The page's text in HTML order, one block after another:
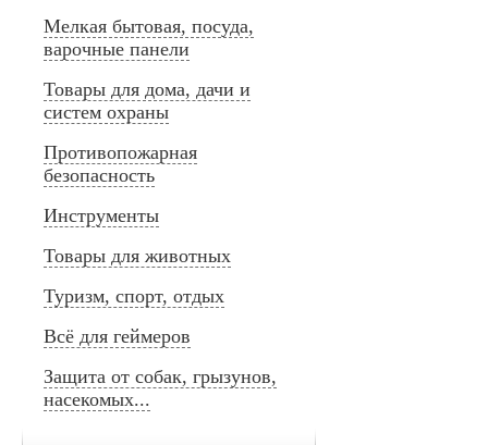
Мелкая бытовая, посуда,
варочные панели
Товары для дома, дачи и
систем охраны
Противопожарная
безопасность
Инструменты
Товары для животных
Туризм, спорт, отдых
Всё для геймеров
Защита от собак, грызунов,
насекомых...